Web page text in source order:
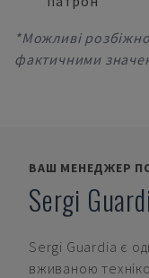
*Можливі
фактичними
ВАШ МЕНЕДЖЕР
Sergi
Sergi Guardia є
вживаною